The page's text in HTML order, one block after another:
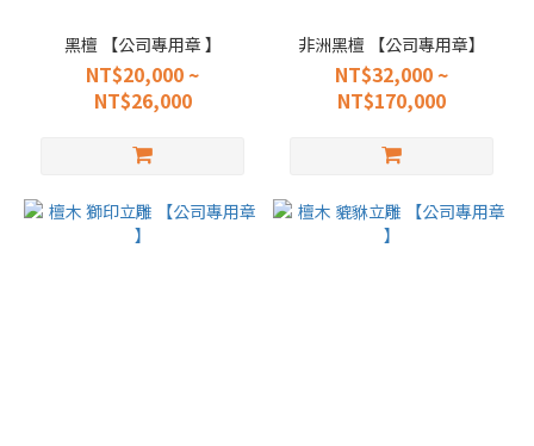
黑檀 【公司專用章 】
NT$20,000 ~
NT$26,000
非洲黑檀 【公司專用章】
NT$32,000 ~
NT$170,000